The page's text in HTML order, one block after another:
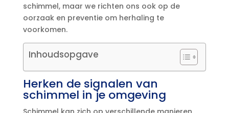
schimmel, maar we richten ons ook op de
oorzaak en preventie om herhaling te
voorkomen.​
Inhoudsopgave
Herken de signalen van
schimmel in je omgeving